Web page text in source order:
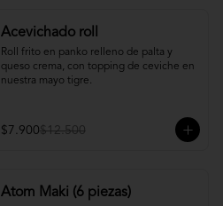
Acevichado roll
Roll frito en panko relleno de palta y
queso crema, con topping de ceviche en
nuestra mayo tigre.
$7.900$12.500
Atom Maki (6 piezas)